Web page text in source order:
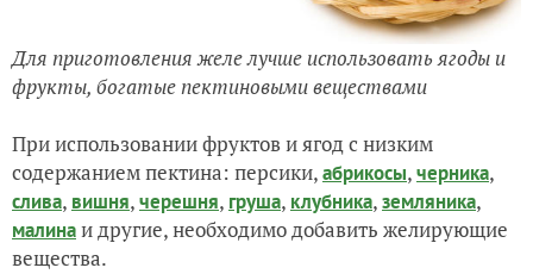
Для приготовления желе лучше использовать ягоды и
фрукты, богатые пектиновыми веществами
При использовании фруктов и ягод с низким
содержанием пектина: персики,абрикосы,черника,
слива, вишня,черешня, груша, клубника,земляника,
малинаи другие, необходимо добавить желирующие
вещества.